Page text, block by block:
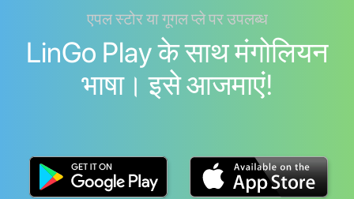
एपल स्टोर या गूगल प्ले पर उपलब्ध
LinGo Play के साथ मंगोलियन
भाषा। इसे आजमाएं!